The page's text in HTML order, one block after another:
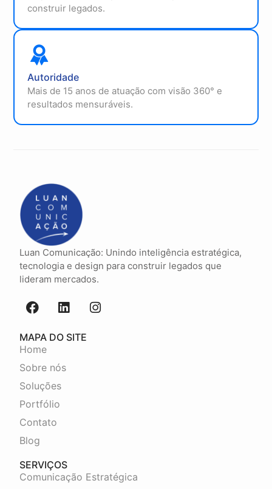
construir legados.
Autoridade
Mais de 15 anos de atuação com visão 360° e
resultados mensuráveis.
Luan Comunicação: Unindo inteligência estratégica,
tecnologia e design para construir legados que
lideram mercados.
MAPA DO SITE
Home
Sobre nós
Soluções
Portfólio
Contato
Blog
SERVIÇOS
Comunicação Estratégica